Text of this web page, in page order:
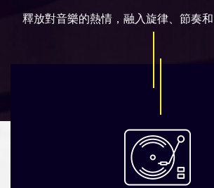
釋放對音樂的熱情，融入旋律、節奏